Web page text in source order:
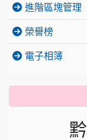
進階區塊管理
榮譽榜
電子相簿
黔